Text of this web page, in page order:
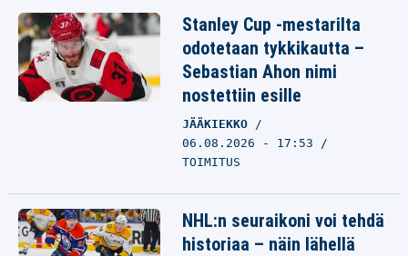
Stanley Cup -mestarilta
odotetaan tykkikautta –
Sebastian Ahon nimi
nostettiin esille
JÄÄKIEKKO
06.08.2026 - 17:53
TOIMITUS
NHL:n seuraikoni voi tehdä
historiaa – näin lähellä